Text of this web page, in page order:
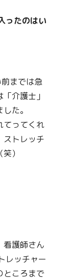
ったのはい
までは急
介護士」
た。
てってくれ
ストレッチ
）
看護師さん
レッチャー
ところまで